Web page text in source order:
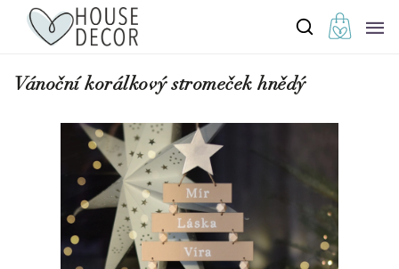
Vánoční korálkový stromeček hnědý